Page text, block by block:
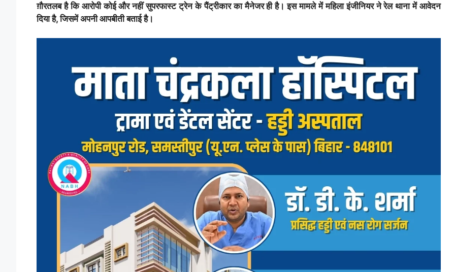
ग़ौरतलब है कि आरोपी कोई और नहीं सुपरफास्ट ट्रेन के पैंट्रीकार का मैनेजर ही है।इस मामले में महिला इंजीनियर ने रेल थाना में आवेदन
दिया है, जिसमें अपनी आपबीती बताई है।